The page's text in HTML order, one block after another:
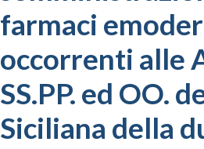
farmaci
occorrenti alle
SS.PP. ed OO.
Siciliana della